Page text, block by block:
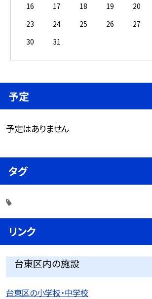
16
17 18 19 20
23
24 25 26 27
30
31
予定
予定はありません
タグ
リンク
台東区内の施設
台東区の小学校・中学校